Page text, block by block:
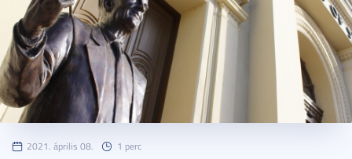
2021. április 08. 1 perc